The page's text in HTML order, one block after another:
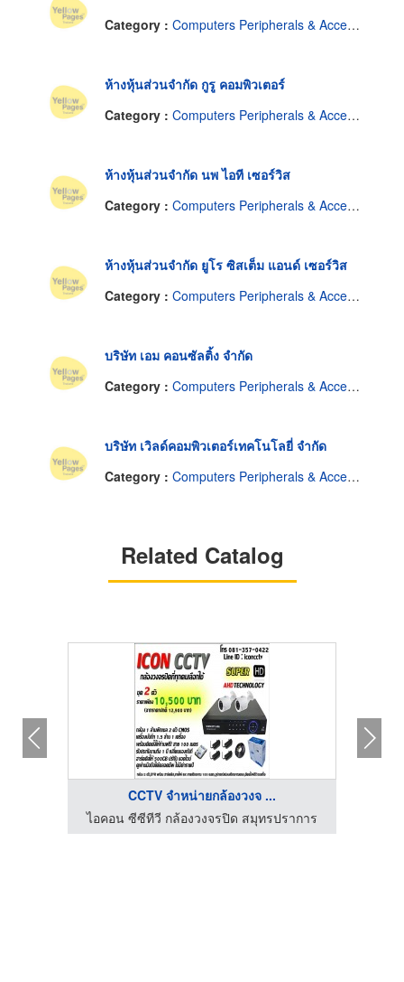
Category : Computers Peripherals & Accessories-Dealers
ห้างหุ้นส่วนจำกัด กูรู คอมพิวเตอร์
Category : Computers Peripherals & Accessories-Dealers
ห้างหุ้นส่วนจำกัด นพ ไอที เซอร์วิส
Category : Computers Peripherals & Accessories-Dealers
ห้างหุ้นส่วนจำกัด ยูโร ซิสเต็ม แอนด์ เซอร์วิส
Category : Computers Peripherals & Accessories-Dealers
บริษัท เอม คอนซัลติ้ง จำกัด
Category : Computers Peripherals & Accessories-Dealers
บริษัท เวิลด์คอมพิวเตอร์เทคโนโลยี่ จำกัด
Category : Computers Peripherals & Accessories-Dealers
Related Catalog
CCTV จำหน่ายกล้องวงจ ...
ไอคอน ซีซีทีวี กล้องวงจรปิด สมุทรปราการ